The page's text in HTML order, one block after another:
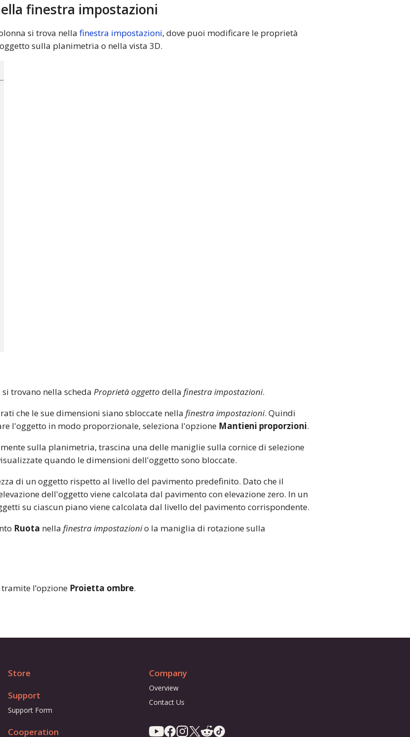
finestra impostazioni
si trova nella finestra impostazioni, dove puoi modificare le proprietà
sulla planimetria o nella vista 3D.
trovano nella scheda Proprietà oggetto della finestra impostazioni.
che le sue dimensioni siano sbloccate nella finestra impostazioni. Quindi
l'oggetto in modo proporzionale, seleziona l'opzione Mantieni proporzioni.
sulla planimetria, trascina una delle maniglie sulla cornice di selezione
quando le dimensioni dell'oggetto sono bloccate.
di un oggetto rispetto al livello del pavimento predefinito. Dato che il
dell'oggetto viene calcolata dal pavimento con elevazione zero. In un
su ciascun piano viene calcolata dal livello del pavimento corrispondente.
Ruota nella finestra impostazionio la maniglia di rotazione sulla
l’opzione Proietta ombre.
Store
Support
Support Form
Cooperation
Company
Overview
Contact Us